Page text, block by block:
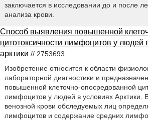
заключается в исследовании до и после
анализа крови.
Способ выявления повышенной
цитотоксичности лимфоцитов у людей
арктики // 2753693
Изобретение относится к области
лабораторной диагностики и
повышенной клеточно-опосредованной
лимфоцитов у людей в условиях Арктики.
венозной крови обследуемых лиц
лимфоцитов и содержание средних